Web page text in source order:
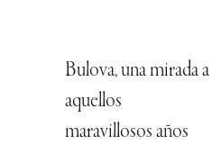
Bulova, una mirada a
aquellos
maravillosos años